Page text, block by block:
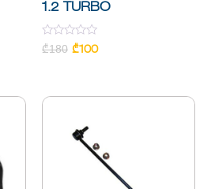
1.2 TURBO
Rated
0
₾180 ₾100